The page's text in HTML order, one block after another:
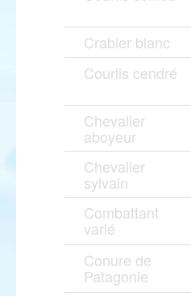
Crabier blanc
Courlis cendré
Chevalier
aboyeur
Chevalier
sylvain
Combattant
varié
Conure de
Patagonie